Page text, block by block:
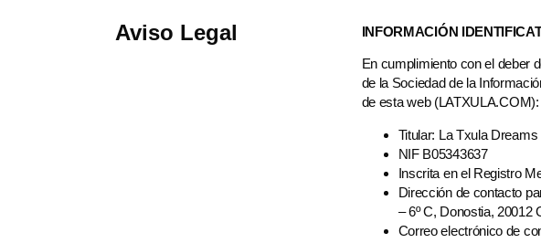
Aviso Legal INFORMACIÓN
En cumplimiento con el deber
de la Sociedad de la
de esta web (LATXULA.COM):
Titular: La Txula
NIF B05343637
Inscrita en el Registro
Dirección de contacto
– 6º C, Donostia, 20012
Correo electrónico de